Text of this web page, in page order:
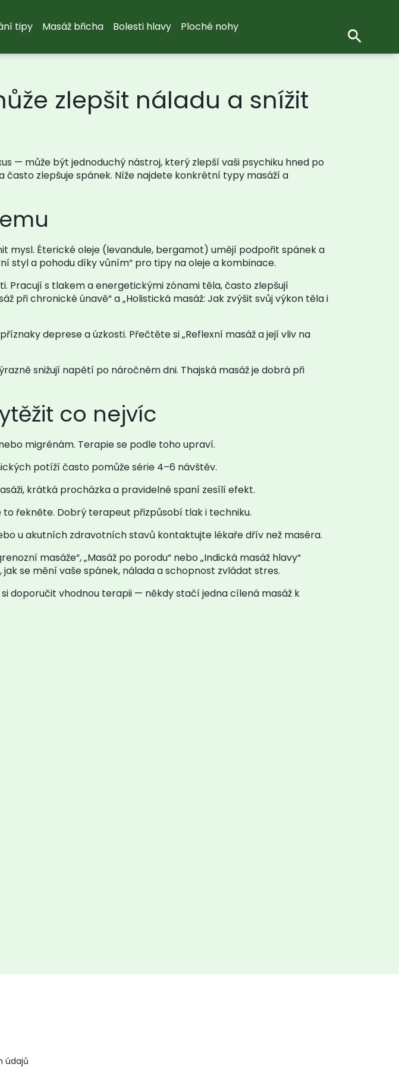
tipy Masáž břicha Bolesti hlavy Ploché nohy
zlepšit náladu a snížit
— může být jednoduchý nástroj, který zlepší vaši psychiku hned po
zlepšuje spánek. Níže najdete konkrétní typy masáží a
mysl. Éterické oleje (levandule, bergamot) umějí podpořit spánek a
styl a pohodu díky vůním“ pro tipy na oleje a kombinace.
Pracují s tlakem a energetickými zónami těla, často zlepšují
při chronické únavě“ a „Holistická masáž: Jak zvýšit svůj výkon těla i
deprese a úzkosti. Přečtěte si „Reflexní masáž a její vliv na
snižují napětí po náročném dni. Thajská masáž je dobrá při
co nejvíc
migrénám. Terapie se podle toho upraví.
potíží často pomůže série 4–6 návštěv.
krátká procházka a pravidelné spaní zesílí efekt.
řekněte. Dobrý terapeut přizpůsobí tlak i techniku.
u akutních zdravotních stavů kontaktujte lékaře dřív než maséra.
masáže“, „Masáž po porodu“ nebo „Indická masáž hlavy“
se mění vaše spánek, nálada a schopnost zvládat stres.
doporučit vhodnou terapii — někdy stačí jedna cílená masáž k
údajů